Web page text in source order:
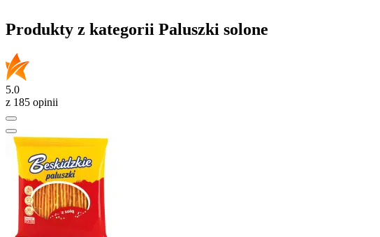
Produkty z kategorii Paluszki solone
5.0
z 185 opinii